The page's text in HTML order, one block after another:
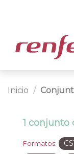
Inicio
1 conjunto
Formatos: